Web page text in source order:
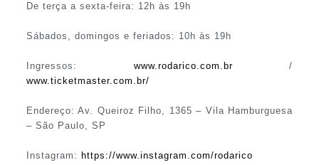
De terça a sexta-feira: 12h às 19h
Sábados, domingos e feriados: 10h às 19h
Ingressos: www.rodarico.com.br/
www.ticketmaster.com.br/
Endereço: Av. Queiroz Filho, 1365 – Vila Hamburguesa
– São Paulo, SP
Instagram: https://www.instagram.com/rodarico